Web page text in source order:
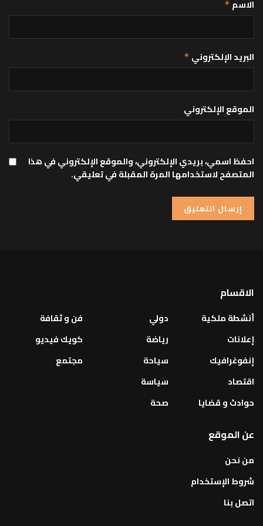
الاسم *
البريد الإلكتروني *
الموقع الإلكتروني
احفظ اسمي، بريدي الإلكتروني، والموقع الإلكتروني في هذا
المتصفح لاستخدامها المرة المقبلة في تعليقي.
الاقسام
أنشطة ملكية
إعلانات
إنفوغرافيك
اقتصاد
حوادث و قضايا
دولي
رياضة
سياحة
سياسة
صحة
فن و ثقافة
كويك فيديو
مجتمع
عن الموقع
من نحن
شروط الإستخدام
اتصل بنا